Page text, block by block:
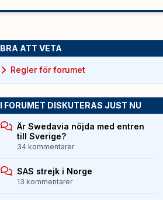
BRA ATT VETA
Regler för forumet
I FORUMET DISKUTERAS JUST NU
Är Swedavia nöjda med entren
till Sverige?
34 kommentarer
SAS strejk i Norge
13 kommentarer